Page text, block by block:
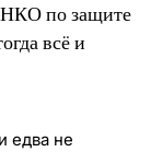
по защите
всё и
едва не